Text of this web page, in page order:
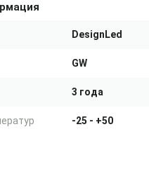
DesignLed
GW
3 года
-25 - +50